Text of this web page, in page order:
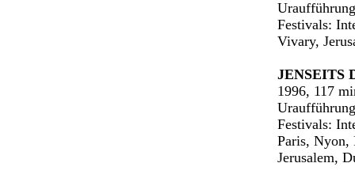
Festivals:
Vivary,
JENSEITS
1996, 117
Festivals:
Paris, Nyon,
Jerusalem,